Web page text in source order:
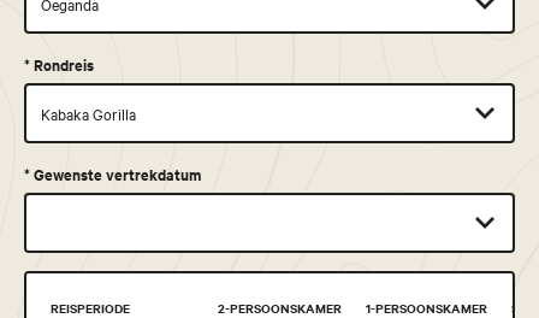
*Rondreis
*Gewenste vertrekdatum
REISPERIODE 2-PERSOONSKAMER 1-PERSOONSKAMER